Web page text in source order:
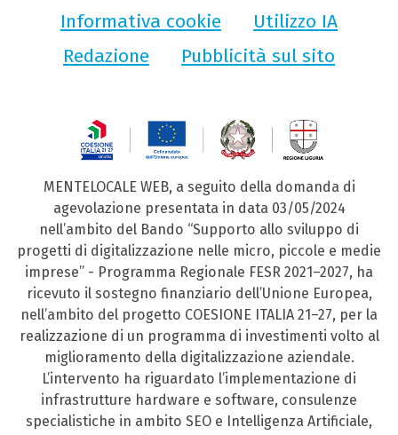
Informativa cookie
Utilizzo IA
Redazione
Pubblicità sul sito
MENTELOCALE WEB, a seguito della domanda di
agevolazione presentata in data 03/05/2024
nell’ambito del Bando “Supporto allo sviluppo di
progetti di digitalizzazione nelle micro, piccole e medie
imprese” - Programma Regionale FESR 2021–2027, ha
ricevuto il sostegno finanziario dell’Unione Europea,
nell’ambito del progetto COESIONE ITALIA 21–27, per la
realizzazione di un programma di investimenti volto al
miglioramento della digitalizzazione aziendale.
L’intervento ha riguardato l’implementazione di
infrastrutture hardware e software, consulenze
specialistiche in ambito SEO e Intelligenza Artificiale,